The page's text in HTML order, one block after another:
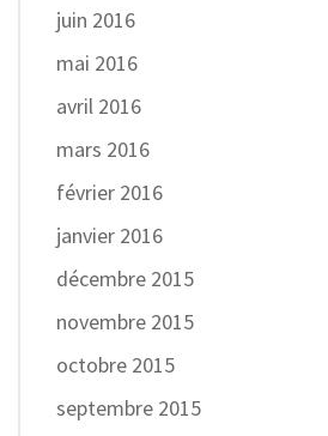
juin 2016
mai 2016
avril 2016
mars 2016
février 2016
janvier 2016
décembre 2015
novembre 2015
octobre 2015
septembre 2015